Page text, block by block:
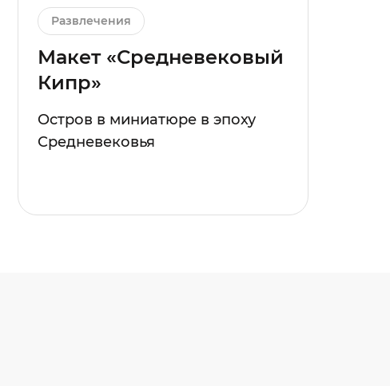
Развлечения
Макет «Средневековый
Кипр»
Остров в миниатюре в эпоху
Средневековья